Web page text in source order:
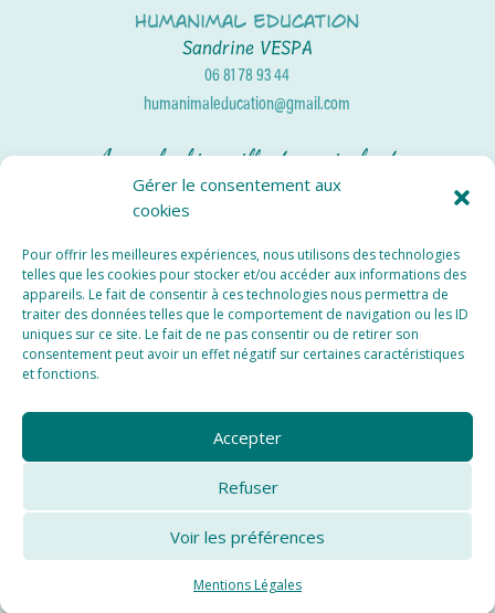
Gérer le consentement aux
cookies
Pour offrir les meilleures expériences, nous utilisons des technologies
telles que les cookies pour stocker et/ou accéder aux informations des
appareils. Le fait de consentir à ces technologies nous permettra de
traiter des données telles que le comportement de navigation ou les ID
uniques sur ce site. Le fait de ne pas consentir ou de retirer son
consentement peut avoir un effet négatif sur certaines caractéristiques
et fonctions.
Accepter
Refuser
Voir les préférences
Mentions Légales
Humanimal Education
Sandrine VESPA
06 81 78 93 44
humanimaleducation@gmail.com
Approche bienveillante, amicale et
réconciliante
Educateur Canin Val d’Oise
Educateur Canin Yvelines
MENTIONS LÉGALES
POLITIQUE DE COOKIES
© HUMANIMAL EDUCATION 2025